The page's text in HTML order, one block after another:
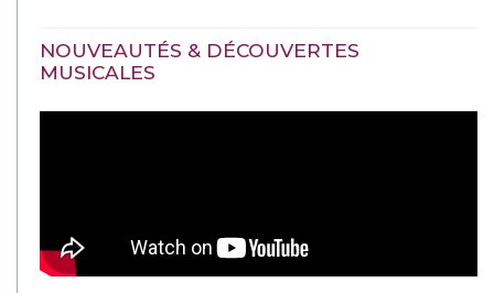
NOUVEAUTÉS & DÉCOUVERTES
MUSICALES